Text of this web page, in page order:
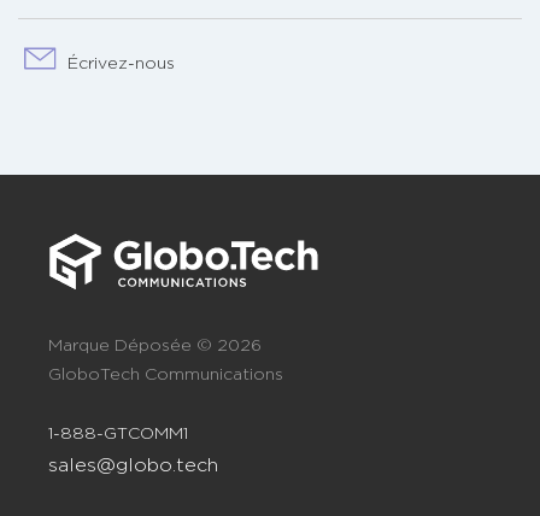
Écrivez-nous
Marque Déposée © 2026
GloboTech Communications
1-888-GTCOMM1
sales@globo.tech